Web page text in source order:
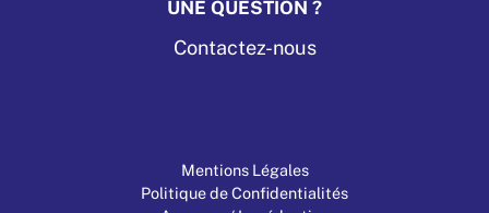
UNE QUESTION ?
Contactez-nous
Mentions Légales
Politique de Confidentialités